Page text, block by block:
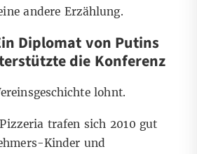
andere Erzählung.
Diplomat von Putins
die Konferenz
lohnt.
trafen sich 2010 gut
Kinder und